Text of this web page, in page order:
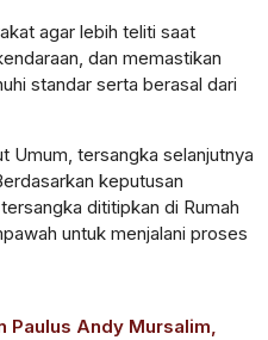
agar lebih teliti saat
dan memastikan
standar serta berasal dari
Umum, tersangka selanjutnya
keputusan
dititipkan di Rumah
untuk menjalani proses
Paulus Andy Mursalim,